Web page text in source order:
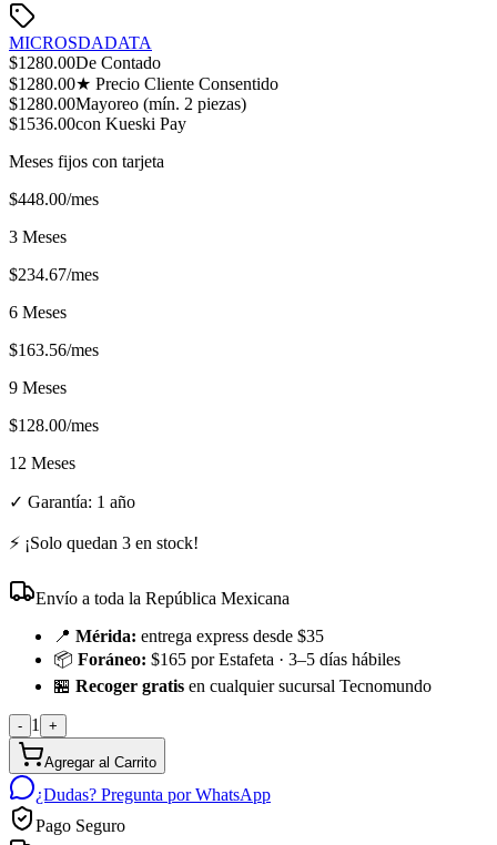
MICROSDADATA
$1280.00De Contado
$1280.00★ Precio Cliente Consentido
$1280.00Mayoreo (mín. 2 piezas)
$1536.00con Kueski Pay
Meses fijos con tarjeta
$448.00/mes
3 Meses
$234.67/mes
6 Meses
$163.56/mes
9 Meses
$128.00/mes
12 Meses
✓ Garantía: 1 año
⚡ ¡Solo quedan 3 en stock!
Envío a toda la República Mexicana
📍 Mérida: entrega express desde $35
📦 Foráneo: $165 por Estafeta · 3–5 días hábiles
🏪 Recoger gratis en cualquier sucursal Tecnomundo
- 1 +
Agregar al Carrito
¿Dudas? Pregunta por WhatsApp
Pago Seguro